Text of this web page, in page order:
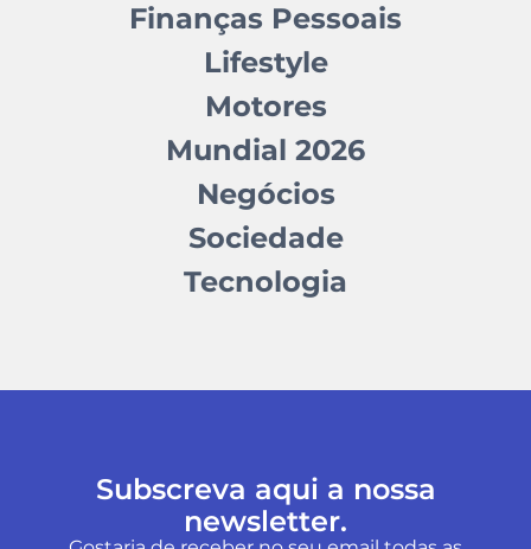
Finanças Pessoais
Lifestyle
Motores
Mundial 2026
Negócios
Sociedade
Tecnologia
Subscreva aqui a nossa
newsletter.